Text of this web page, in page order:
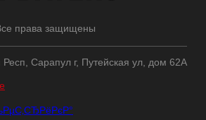
права защищены
Сарапул г, Путейская ул, дом 62А